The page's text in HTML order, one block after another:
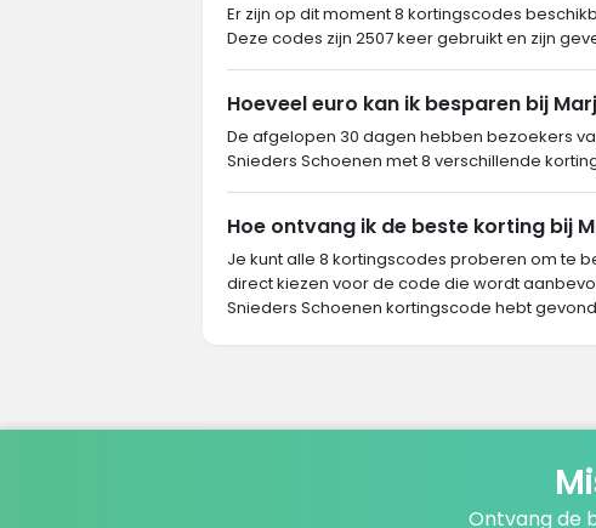
Er zijn op dit moment 8 kortingscodes
Deze codes zijn 2507 keer gebruikt en zijn
Hoeveel euro kan ik besparen bij
De afgelopen 30 dagen hebben bezoekers
Snieders Schoenen met 8 verschillende
Hoe ontvang ik de beste korting bij
Je kunt alle 8 kortingscodes proberen om te
direct kiezen voor de code die wordt
Snieders Schoenen kortingscode hebt
Ontvang de